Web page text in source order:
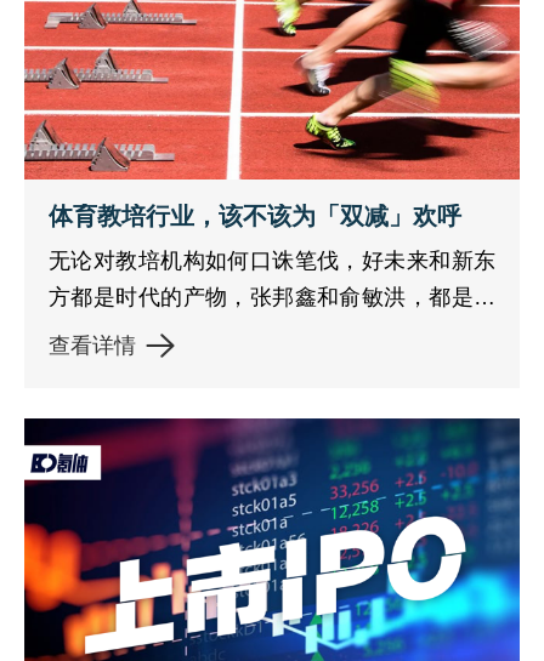
体育教培行业，该不该为「双减」欢呼
无论对教培机构如何口诛笔伐，好未来和新东
方都是时代的产物，张邦鑫和俞敏洪，都是曾
经在巨变之下抓住了命运的企业家，此刻，他
查看详情